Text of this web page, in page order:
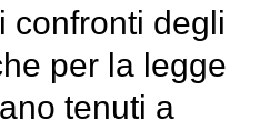
confronti degli
per la legge
tenuti a